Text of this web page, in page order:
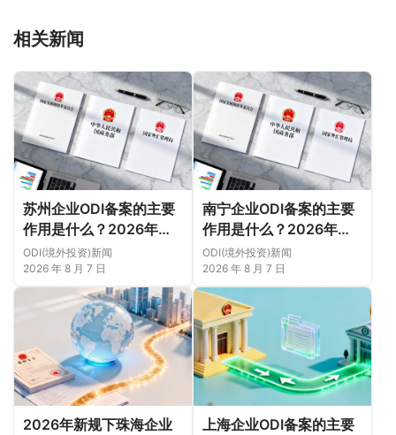
相关新闻
苏州企业ODI备案的主要
作用是什么？2026年新
规下先把这几个问题弄明
白（附成功案例与正规靠
谱代办中介推荐）
ODI(境外投资)新闻
2026 年 8 月 7 日
南宁企业ODI备案的主要
作用是什么？2026年新
规下，把这件事说透
ODI(境外投资)新闻
2026 年 8 月 7 日
2026年新规下珠海企业
上海企业ODI备案的主要